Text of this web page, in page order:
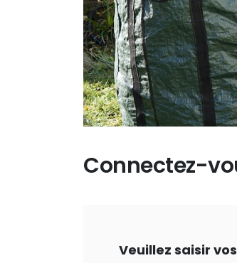
Connectez-
Veuillez saisir